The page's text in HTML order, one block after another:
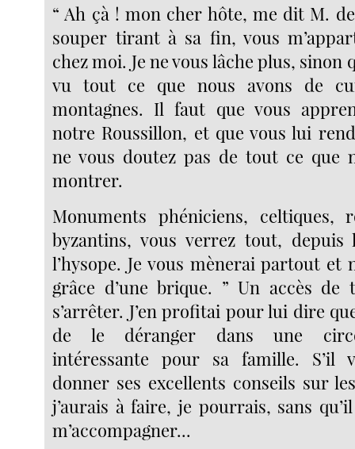
“ Ah çà ! mon cher hôte, me dit M.
souper tirant à sa fin, vous
chez moi. Je ne vous lâche plus, sinon
vu tout ce que nous avons de
montagnes. Il faut que vous
notre Roussillon, et que vous lui
ne vous doutez pas de tout ce que
montrer.
Monuments phéniciens, celtiques,
byzantins, vous verrez tout, depuis
l’hysope. Je vous mènerai partout et
grâce d’une brique. ” Un accès de
s’arrêter. J’en profitai pour lui dire
de le déranger dans une
intéressante pour sa famille. S’il
donner ses excellents conseils sur
j’aurais à faire, je pourrais, sans
m’accompagner...